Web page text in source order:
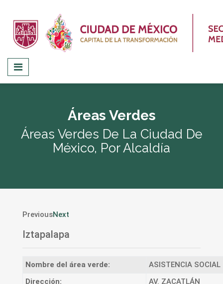
Áreas Verdes
Áreas Verdes De La Ciudad De
México, Por Alcaldía
PreviousNext
Iztapalapa
Nombre del área verde:
ASISTENCIA
Dirección:
AV. ZACATLÁN